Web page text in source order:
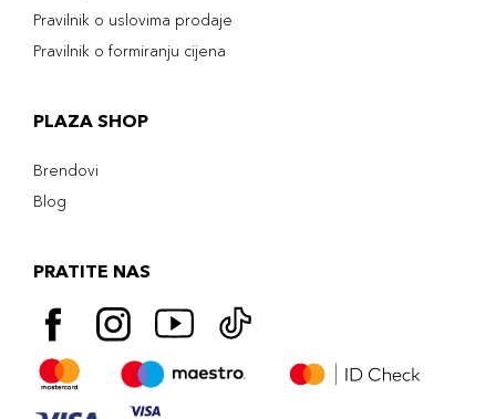
Pravilnik o uslovima prodaje
Pravilnik o formiranju cijena
PLAZA SHOP
Brendovi
Blog
PRATITE NAS